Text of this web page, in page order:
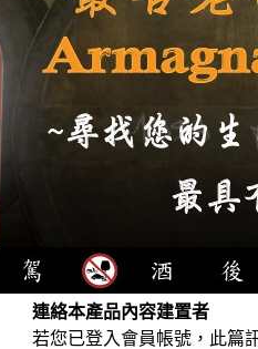
連絡本產品內容建置者
若您已登入會員帳號，此篇